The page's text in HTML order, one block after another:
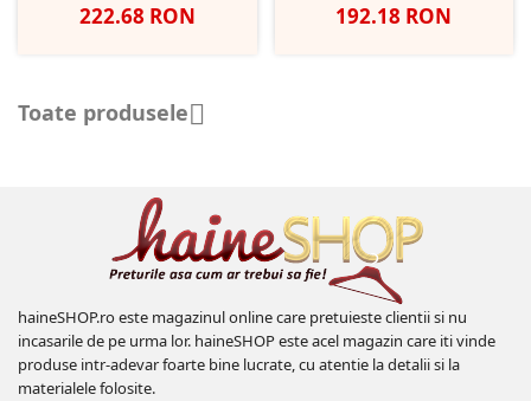
Pret
222.68 RON Pret
192.18 RON
Toate produsele
haineSHOP.ro este magazinul online care pretuieste clientii si nu
incasarile de pe urma lor. haineSHOP este acel magazin care iti vinde
produse intr-adevar foarte bine lucrate, cu atentie la detalii si la
materialele folosite.